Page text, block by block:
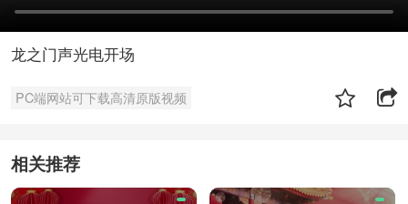
龙之门声光电开场
PC端网站可下载高清原版视频
相关推荐